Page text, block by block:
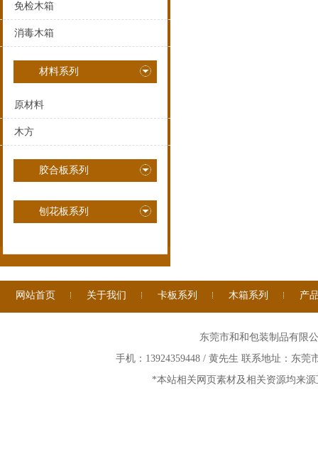
免检木箱
消毒木箱
材料系列
原材料
木方
胶合板系列
刨花板系列
网站首页 关于我们 卡板系列 木箱系列 产
东莞市和和包装制品有
手机：13924359448 / 黄先生 联系地址：东
*本站相关网页素材及相关资源均来